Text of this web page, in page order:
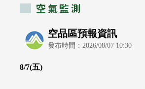
空氣監測